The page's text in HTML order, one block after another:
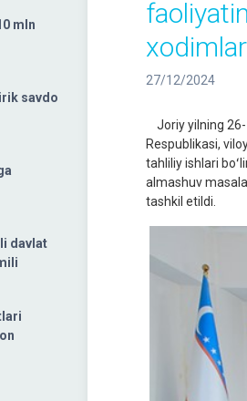
mln
savdo
davlat
27/12/2024
Joriy yilning 26-
Respublikasi,
tahliliy ishlari
almashuv
tashkil etildi.